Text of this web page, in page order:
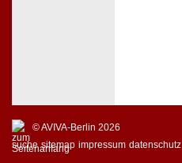
© AVIVA-Berlin 2026
suche sitemap impressum datenschutz